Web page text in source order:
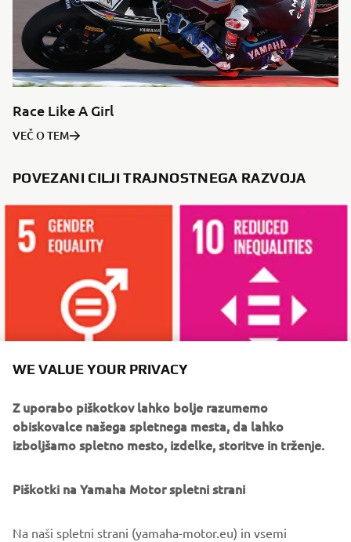
Race Like A Girl
VEČ O TEM
POVEZANI CILJI TRAJNOSTNEGA RAZVOJA
KAJ LAHKO ŠE PREBERETE
WE VALUE YOUR PRIVACY
Z uporabo piškotkov lahko bolje razumemo
obiskovalce našega spletnega mesta, da lahko
izboljšamo spletno mesto, izdelke, storitve in trženje.
Piškotki na Yamaha Motor spletni strani
Na naši spletni strani (yamaha-motor.eu) in vsemi